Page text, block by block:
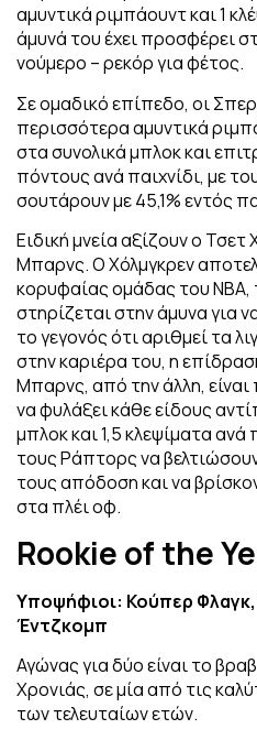
αμυντικά ριμπάουντ και 1
άμυνά του έχει προσφέρει
νούμερο – ρεκόρ για φέτος.
Σε ομαδικό επίπεδο, οι
περισσότερα αμυντικά
στα συνολικά μπλοκ και
πόντους ανά παιχνίδι, με
σουτάρουν με 45,1% εντός
Ειδική μνεία αξίζουν ο Τσετ
Μπαρνς. Ο Χόλμγκρεν
κορυφαίας ομάδας του
στηρίζεται στην άμυνα για
το γεγονός ότι αριθμεί τα
στην καριέρα του, η
Μπαρνς, από την άλλη, είναι
να φυλάξει κάθε είδους
μπλοκ και 1,5 κλεψίματα ανά
τους Ράπτορς να
τους απόδοση και να
στα πλέι οφ.
Rookie of the
Υποψήφιοι: Κούπερ
Έντζκομπ
Αγώνας για δύο είναι το
Χρονιάς, σε μία από τις
των τελευταίων ετών.